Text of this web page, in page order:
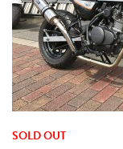
SOLD OUT